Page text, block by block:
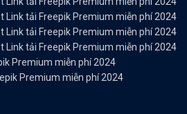
Link tải Freepik Premium miễn phí 2024
Link tải Freepik Premium miễn phí 2024
Link tải Freepik Premium miễn phí 2024
Premium miễn phí 2024
Premium miễn phí 2024